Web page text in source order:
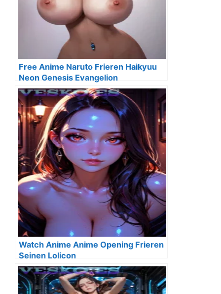
Free Anime Naruto Frieren Haikyuu
Neon Genesis Evangelion
Watch Anime Anime Opening Frieren
Seinen Lolicon